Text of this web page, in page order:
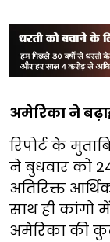
अमेरिका ने
रिपोर्ट के
ने बुधवार को
अतिरिक्त
साथ ही कांगो
अमेरिका की